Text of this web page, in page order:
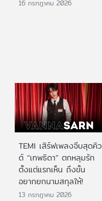
16 กรกฎาคม 2026
TEMI เสิร์ฟเพลงจีบสุดคิว
ต์ “เทพธิดา” ตกหลุมรัก
ตั้งแต่แรกเห็น ถึงขั้น
อยากยกนามสกุลให้!
13 กรกฎาคม 2026